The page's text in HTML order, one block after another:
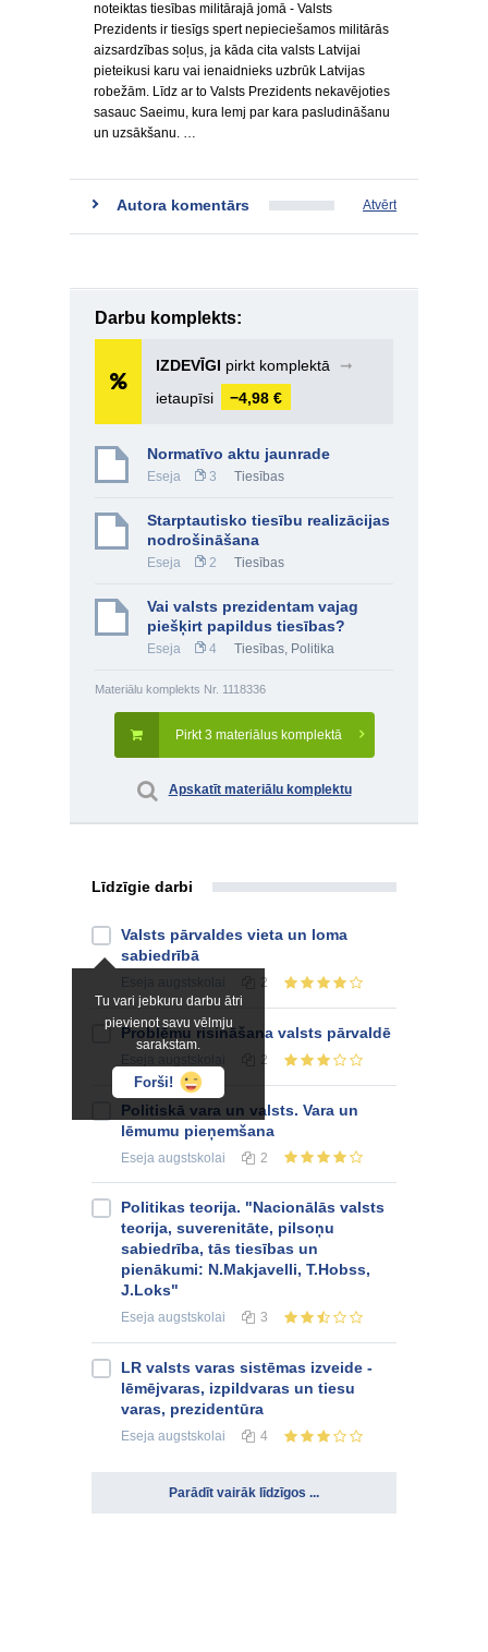
noteiktas tiesības militārajā jomā - Valsts
Prezidents ir tiesīgs spert nepieciešamos militārās
aizsardzības soļus, ja kāda cita valsts Latvijai
pieteikusi karu vai ienaidnieks uzbrūk Latvijas
robežām. Līdz ar to Valsts Prezidents nekavējoties
sasauc Saeimu, kura lemj par kara pasludināšanu
un uzsākšanu. …
Autora komentārs Atvērt
Darbu komplekts:
IZDEVĪGI pirkt komplektā
➞
ietaupīsi
−4,98 €
Normatīvo aktu jaunrade
Eseja 3 Tiesības
Starptautisko tiesību realizācijas
nodrošināšana
Eseja 2 Tiesības
Vai valsts prezidentam vajag
piešķirt papildus tiesības?
Eseja 4 Tiesības, Politika
Materiālu komplekts Nr. 1118336
Pirkt 3 materiālus komplektā
Apskatīt materiālu komplektu
Līdzīgie darbi
Tu vari jebkuru darbu ātri
pievienot savu vēlmju
sarakstam.
Forši!
Valsts pārvaldes vieta un loma
sabiedrībā
2
Problēmu risināšana valsts pārvaldē
2
Politiskā vara un valsts. Vara un
lēmumu pieņemšana
Eseja augstskolai 2
Politikas teorija. "Nacionālās valsts
teorija, suverenitāte, pilsoņu
sabiedrība, tās tiesības un
pienākumi: N.Makjavelli, T.Hobss,
J.Loks"
Eseja augstskolai 3
LR valsts varas sistēmas izveide -
lēmējvaras, izpildvaras un tiesu
varas, prezidentūra
Eseja augstskolai 4
Parādīt vairāk līdzīgos ...